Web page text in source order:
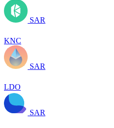
SAR
KNC
SAR
LDO
SAR